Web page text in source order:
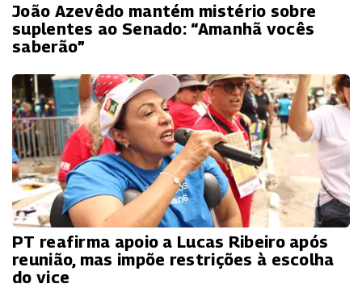
João Azevêdo mantém mistério sobre
suplentes ao Senado: “Amanhã vocês
saberão”
PT reafirma apoio a Lucas Ribeiro após
reunião, mas impõe restrições à escolha
do vice